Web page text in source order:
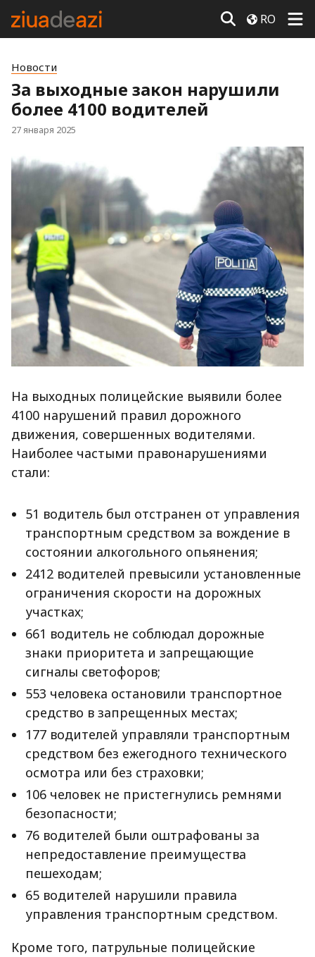
RO
Новости
За выходные закон нарушили
более 4100 водителей
27 января 2025
На выходных полицейские выявили более
4100 нарушений правил дорожного
движения, совершенных водителями.
Наиболее частыми правонарушениями
стали:
51 водитель был отстранен от управления
транспортным средством за вождение в
состоянии алкогольного опьянения;
2412 водителей превысили установленные
ограничения скорости на дорожных
участках;
661 водитель не соблюдал дорожные
знаки приоритета и запрещающие
сигналы светофоров;
553 человека остановили транспортное
средство в запрещенных местах;
177 водителей управляли транспортным
средством без ежегодного технического
осмотра или без страховки;
106 человек не пристегнулись ремнями
безопасности;
76 водителей были оштрафованы за
непредоставление преимущества
пешеходам;
65 водителей нарушили правила
управления транспортным средством.
Кроме того, патрульные полицейские